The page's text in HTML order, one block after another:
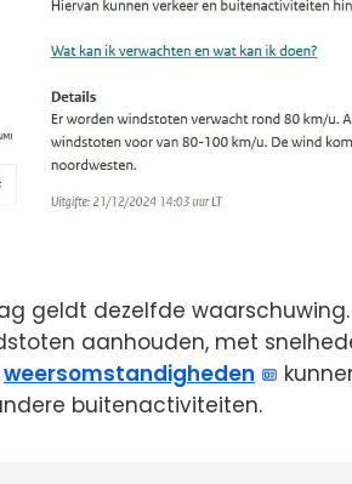
geldt dezelfde
aanhouden, met
weersomstandigheden
buitenactiviteiten.